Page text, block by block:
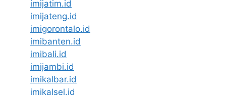
imijatim.id
imijateng.id
imigorontalo.id
imibanten.id
imibali.id
imijambi.id
imikalbar.id
imikalsel.id